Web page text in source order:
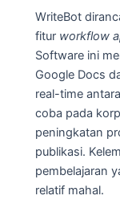
WriteBot
fitur workflow
Software ini
Google Docs
real-time
coba pada
peningkatan
publikasi.
pembelajaran
relatif mahal.